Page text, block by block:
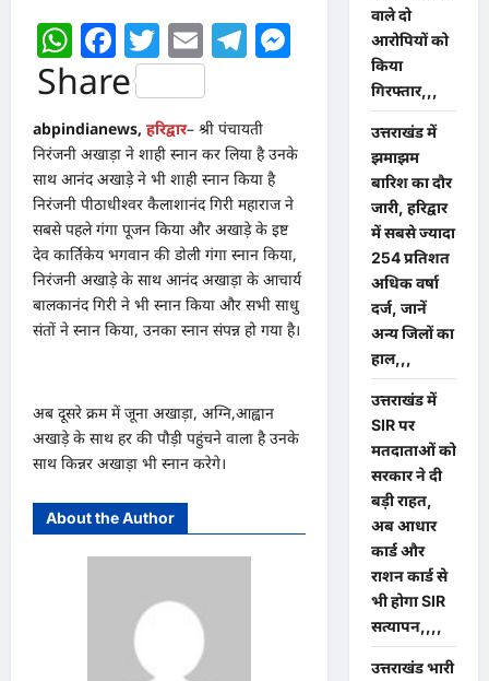
WhatsApp
Facebook
Twitter
EmailTelegram
Messenger
Share
abpindianews, हरिद्वार– श्री पंचायती
निरंजनी अखाड़ा ने शाही स्नान कर लिया है उनके
साथ आनंद अखाड़े ने भी शाही स्नान किया है
निरंजनी पीठाधीश्वर कैलाशानंद गिरी महाराज ने
सबसे पहले गंगा पूजन किया और अखाड़े के इष्ट
देव कार्तिकेय भगवान की डोली गंगा स्नान किया,
निरंजनी अखाड़े के साथ आनंद अखाड़ा के आचार्य
बालकानंद गिरी ने भी स्नान किया और सभी साधु
संतों ने स्नान किया, उनका स्नान संपन्न हो गया है।
अब दूसरे क्रम में जूना अखाड़ा, अग्नि,आह्वान
अखाड़े के साथ हर की पौड़ी पहुंचने वाला है उनके
साथ किन्नर अखाड़ा भी स्नान करेगे।
About the Author
वाले दो
आरोपियों को
किया
गिरफ्तार,,,
उत्तराखंड में
झमाझम
बारिश का दौर
जारी, हरिद्वार
में सबसे ज्यादा
254 प्रतिशत
अधिक वर्षा
दर्ज, जानें
अन्य जिलों का
हाल,,,
उत्तराखंड में
SIR पर
मतदाताओं को
सरकार ने दी
बड़ी राहत,
अब आधार
कार्ड और
राशन कार्ड से
भी होगा SIR
सत्यापन,,,,
उत्तराखंड भारी